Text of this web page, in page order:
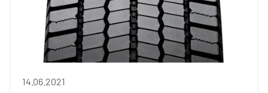
14.06.2021